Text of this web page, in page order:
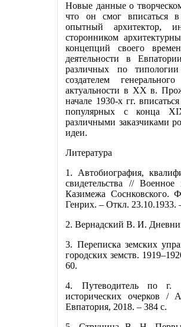
Новые данные о
что он смог вписаться
опытный архитектор,
сторонником
концепций своего
деятельности в
различных по
создателем
актуальности в ХХ в.
начале 1930-х гг.
популярных с конца
различными заказчиками
идеи.
Литература
1. Автобиография,
свидетельства //
Казимежа Соснковского.
Генрих. – Откл.
2. Вернадский В. И.
3. Переписка земских
городских земств.
60.
4. Путеводитель по г.
исторических очерков /
Евпатория, 2018. – 384 с.